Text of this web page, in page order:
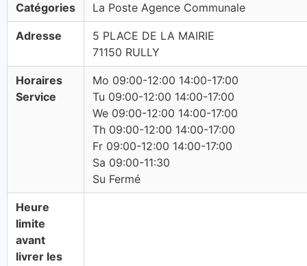
Catégories La Poste Agence Communale
Adresse
5 PLACE DE LA MAIRIE
71150 RULLY
Horaires
Service
Mo 09:00-12:00 14:00-17:00
Tu 09:00-12:00 14:00-17:00
We 09:00-12:00 14:00-17:00
Th 09:00-12:00 14:00-17:00
Fr 09:00-12:00 14:00-17:00
Sa 09:00-11:30
Su Fermé
Heure
limite
avant
livrer les